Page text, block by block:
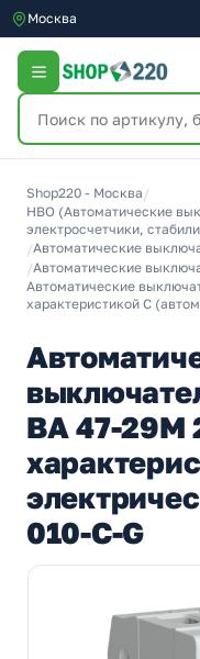
Москва
Shop220 - Москва /
НВО (Автоматические
электросчетчики,
/Автоматические
/Автоматические
Автоматические
характеристикой C
ВА 47-29М
010-C-G